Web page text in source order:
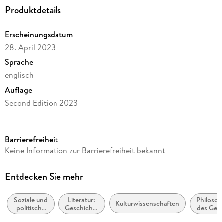
and Populist Movements.
Produktdetails
Erscheinungsdatum
28. April 2023
Sprache
englisch
Auflage
Second Edition 2023
Reihe
Autor/Autorin
Verlag/Hersteller
Springer
Barrierefreiheit
Keine Information zur Barrierefreiheit bekannt
Entdecken Sie mehr
Soziale und
politische
Philosophie
Literatur:
Geschichte
und Kritik
Kulturwissenschaften
des